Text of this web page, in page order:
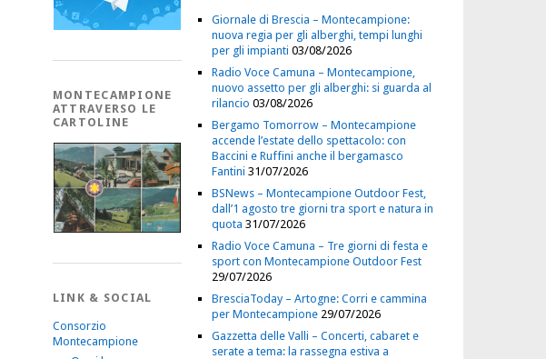
MONTECAMPIONE
ATTRAVERSO LE
CARTOLINE
LINK & SOCIAL
Consorzio
Montecampione
Giornale di Brescia – Montecampione:
nuova regia per gli alberghi, tempi lunghi
per gli impianti 03/08/2026
Radio Voce Camuna – Montecampione,
nuovo assetto per gli alberghi: si guarda al
rilancio 03/08/2026
Bergamo Tomorrow – Montecampione
accende l’estate dello spettacolo: con
Baccini e Ruffini anche il bergamasco
Fantini 31/07/2026
BSNews – Montecampione Outdoor Fest,
dall’1 agosto tre giorni tra sport e natura in
quota 31/07/2026
Radio Voce Camuna – Tre giorni di festa e
sport con Montecampione Outdoor Fest
29/07/2026
BresciaToday – Artogne: Corri e cammina
per Montecampione 29/07/2026
Gazzetta delle Valli – Concerti, cabaret e
serate a tema: la rassegna estiva a